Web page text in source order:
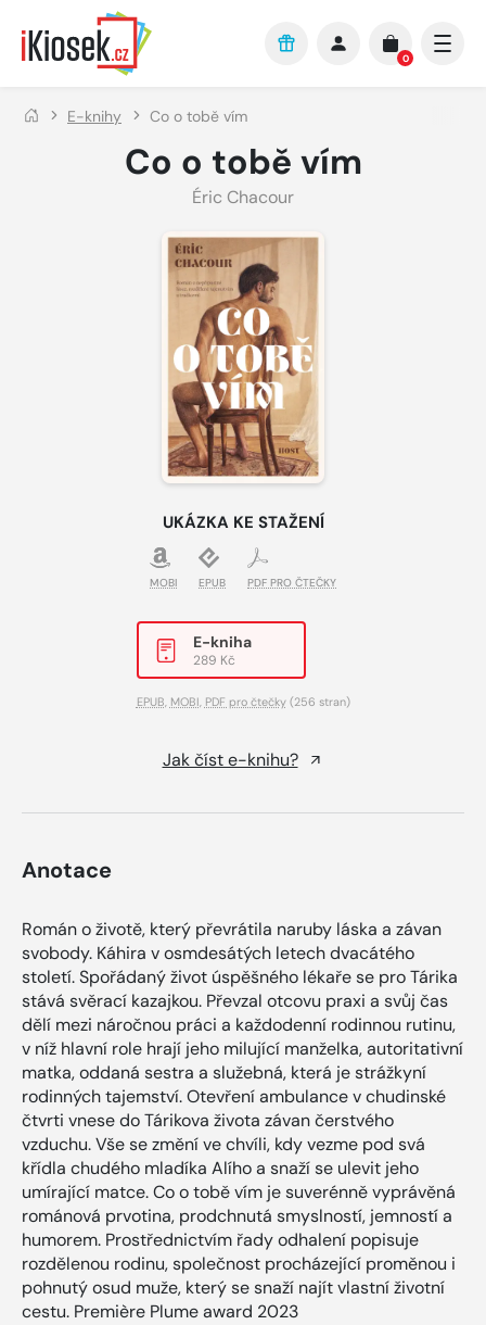
Přejít na hlavní obsah
0
E-knihy Co o tobě vím
Co o tobě vím
Éric Chacour
UKÁZKA KE STAŽENÍ
MOBI EPUB PDF PRO ČTEČKY
E-kniha
289 Kč
EPUB, MOBI, PDF pro čtečky(256 stran)
Jak číst e-knihu?
Anotace
Román o životě, který převrátila naruby láska a závan
svobody. Káhira v osmdesátých letech dvacátého
století. Spořádaný život úspěšného lékaře se pro Tárika
stává svěrací kazajkou. Převzal otcovu praxi a svůj čas
dělí mezi náročnou práci a každodenní rodinnou rutinu,
v níž hlavní role hrají jeho milující manželka, autoritativní
matka, oddaná sestra a služebná, která je strážkyní
rodinných tajemství. Otevření ambulance v chudinské
čtvrti vnese do Tárikova života závan čerstvého
vzduchu. Vše se změní ve chvíli, kdy vezme pod svá
křídla chudého mladíka Alího a snaží se ulevit jeho
umírající matce. Co o tobě vím je suverénně vyprávěná
románová prvotina, prodchnutá smyslností, jemností a
humorem. Prostřednictvím řady odhalení popisuje
rozdělenou rodinu, společnost procházející proměnou i
pohnutý osud muže, který se snaží najít vlastní životní
cestu. Première Plume award 2023